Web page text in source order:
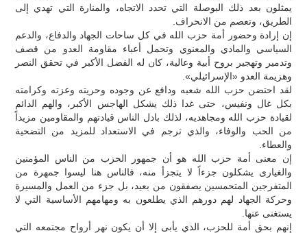
يمثلون بعد ذلك البوصلة التي تحدد الاتجاه، والمنارة التي تهدي إلى
الطريق، وتعصم من الانحراف.
إن إرادة وحضور أمة حزب الله في كل ساحات الجهاد والدفاع، والدعم
السياسي والمادي والمعنوي وتحمل أعباء مقاومة العدو من قصف
وتدمير وتهجير بروح أبية وعالية، كان له الفضل الأكبر في تحقق النصر
وهزيمة العدو «الإسرائيلي».
لقد احتضن حزب الله شعبه ودافع عن وجوده وحريته وعزته وكرامته
بكل غال ونفيس، حتى غدا ذلك يشكل الهاجس الأكبر، والهم الدائم
لقيادة حزب الله ومجاهديه، لذلك بادل الناس قيادتهم والمقاومين مزيداً
من الحب والوفاء، والذي ترجم في الاستعداد للمزيد من التضحية
والعطاء.
إن معنى أمة حزب الله هو أن جمهور الحزب من الناس المؤمنين
والغيارى يشكلون جزءاً لا يتجزأ منه، فالناس هنا ليسوا جمهرة من
المتفرجين المتحمسين يصفقون من بعيد، بل جزء من العمل والمسيرة
وحركة الجهاد لهم دورهم الذي يطلعون به ومهامهم الأساسية التي لا
يستغنى عنها.
إنهم بحق أمة للحزب، الذي يأبى إلا أن يكون نهر أرواح مجتمعه التي